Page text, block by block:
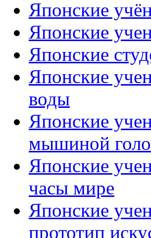
Японские
Японские
Японские
Японские
воды
Японские
мышиной
Японские
часы мире
Японские
прототип